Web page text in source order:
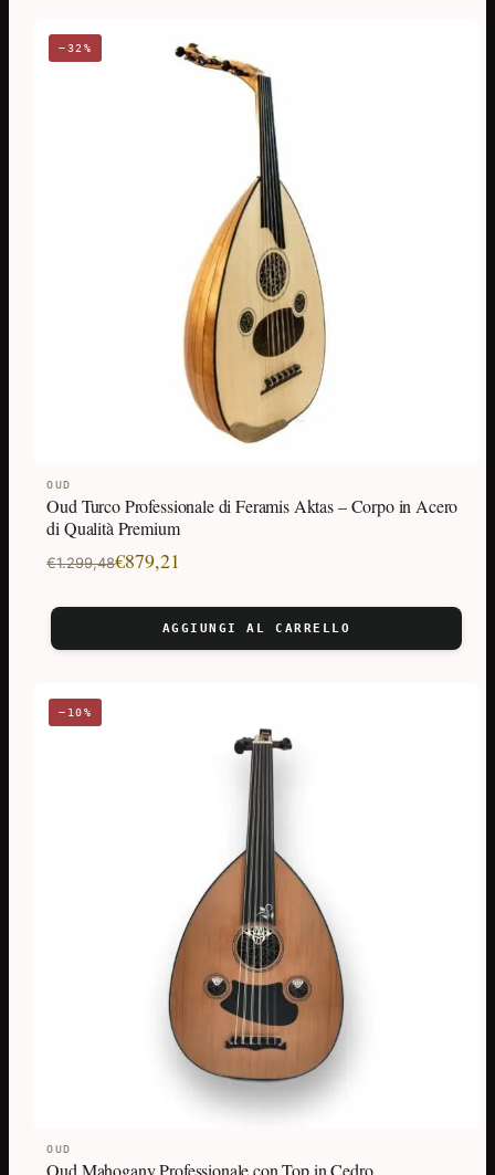
−32%
OUD
Oud Turco Professionale di Feramis Aktas – Corpo in Acero
di Qualità Premium
€1.299,48
Il
originale
era:
€879,21
Il
attuale
è:
AGGIUNGI AL CARRELLO
−10%
OUD
Oud Mahogany Professionale con Top in Cedro